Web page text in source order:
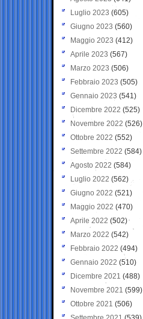
Luglio 2023 (605)
Giugno 2023 (560)
Maggio 2023 (412)
Aprile 2023 (567)
Marzo 2023 (506)
Febbraio 2023 (505)
Gennaio 2023 (541)
Dicembre 2022 (525)
Novembre 2022 (526)
Ottobre 2022 (552)
Settembre 2022 (584)
Agosto 2022 (584)
Luglio 2022 (562)
Giugno 2022 (521)
Maggio 2022 (470)
Aprile 2022 (502)
Marzo 2022 (542)
Febbraio 2022 (494)
Gennaio 2022 (510)
Dicembre 2021 (488)
Novembre 2021 (599)
Ottobre 2021 (506)